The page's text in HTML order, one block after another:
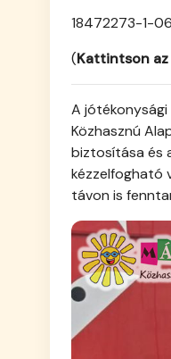
18472273-1-
(Kattintson az
A
Közhasznú
biztosítása és
kézzelfogható
távon is